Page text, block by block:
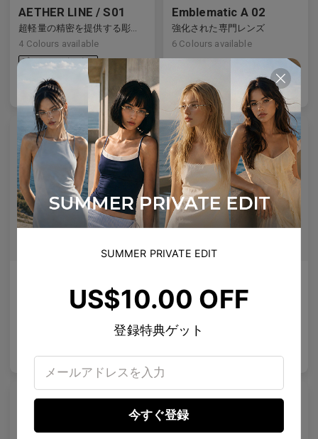
AETHER LINE / S01
4 Colours available
US$120.00 バッグに入れる
Emblematic A 02
強化された専門レンズ
6 Colours available
US$100.00 バッグに入れる
どんな顔にも適した微妙なリフト、より良いフィット感 — あらゆる顔に対応する柔軟性。
Colours available
4
Colours available
SUMMER PRIVATE EDIT
US$10.00 OFF
登録特典ゲット
今すぐ登録